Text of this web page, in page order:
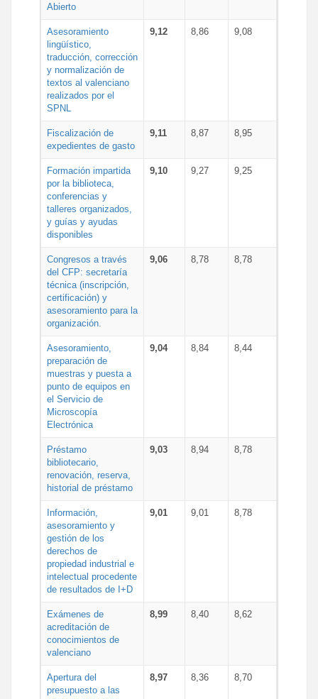
Abierto
Asesoramiento
lingüístico,
traducción, corrección
y normalización de
textos al valenciano
realizados por el
SPNL
9,12 8,86 9,08
Fiscalización de
expedientes de gasto
9,11 8,87 8,95
Formación impartida
por la biblioteca,
conferencias y
talleres organizados,
y guías y ayudas
disponibles
9,10 9,27 9,25
Congresos a través
del CFP: secretaría
técnica (inscripción,
certificación) y
asesoramiento para la
organización.
9,06 8,78 8,78
Asesoramiento,
preparación de
muestras y puesta a
punto de equipos en
el Servicio de
Microscopía
Electrónica
9,04 8,84 8,44
Préstamo
bibliotecario,
renovación, reserva,
historial de préstamo
9,03 8,94 8,78
Información,
asesoramiento y
gestión de los
derechos de
propiedad industrial e
intelectual procedente
de resultados de I+D
9,01 9,01 8,78
Exámenes de
acreditación de
conocimientos de
valenciano
8,99 8,40 8,62
Apertura del
presupuesto a las
8,97 8,36 8,70